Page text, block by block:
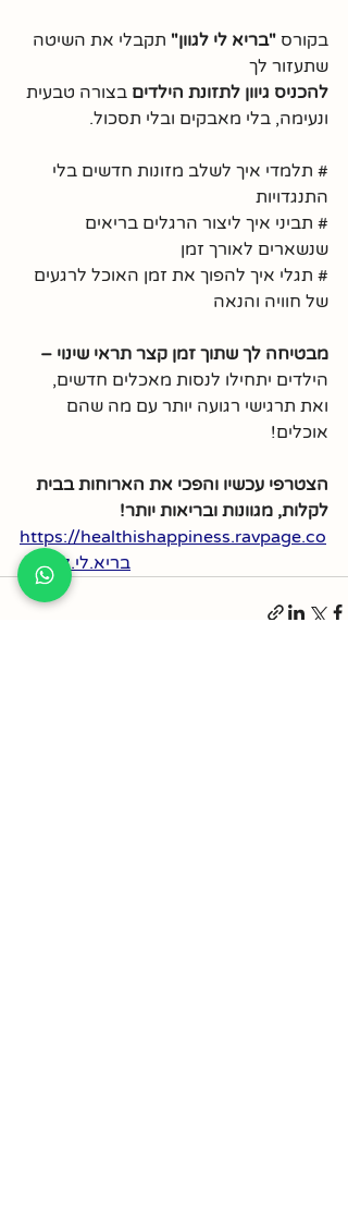
בקורס "בריא לי לגוון" תקבלי את השיטה
שתעזור לך
להכניס גיוון לתזונת הילדים בצורה טבעית
ונעימה, בלי מאבקים ובלי תסכול.
# תלמדי איך לשלב מזונות חדשים בלי
התנגדויות
# תביני איך ליצור הרגלים בריאים
שנשארים לאורך זמן
# תגלי איך להפוך את זמן האוכל לרגעים
של חוויה והנאה
מבטיחה לך שתוך זמן קצר תראי שינוי –
הילדים יתחילו לנסות מאכלים חדשים,
ואת תרגישי רגועה יותר עם מה שהם
אוכלים!
הצטרפי עכשיו והפכי את הארוחות בבית
לקלות, מגוונות ובריאות יותר!
https://healthishappiness.ravpage.co
.il/בריא.לי.לגוון